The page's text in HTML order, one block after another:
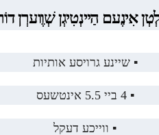
הַיינְטִיגְן שְׁוֶוערְן
▪️ שיינע גרויסע אותיות
▪️ 4 ביי 5.5 אינטשעס
▪️ ווייכע דעקל